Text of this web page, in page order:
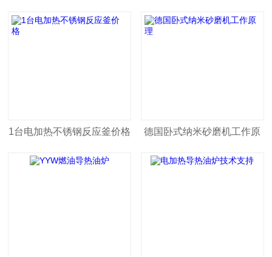
磨机操作 合机
1台电加热不锈钢反应釜价格 德国卧式纳米砂磨机工作原
理